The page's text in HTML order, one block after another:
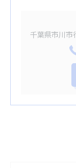
千葉県市川市